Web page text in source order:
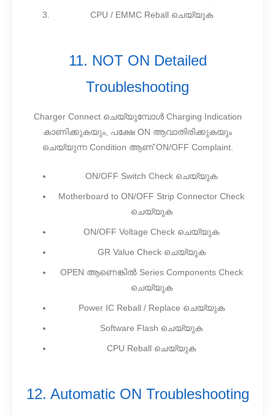
CPU / EMMC Reball ചെയ്യുക
11. NOT ON Detailed
Troubleshooting
Charger Connect ചെയ്യുമ്പോൾ Charging Indication
കാണിക്കുകയും, പക്ഷേ ON ആവാതിരിക്കുകയും
ചെയ്യുന്ന Condition ആണ് ON/OFF Complaint.
ON/OFF Switch Check ചെയ്യുക
Motherboard to ON/OFF Strip Connector Check
ചെയ്യുക
ON/OFF Voltage Check ചെയ്യുക
GR Value Check ചെയ്യുക
OPEN ആണെങ്കിൽ Series Components Check
ചെയ്യുക
Power IC Reball / Replace ചെയ്യുക
Software Flash ചെയ്യുക
CPU Reball ചെയ്യുക
12. Automatic ON Troubleshooting